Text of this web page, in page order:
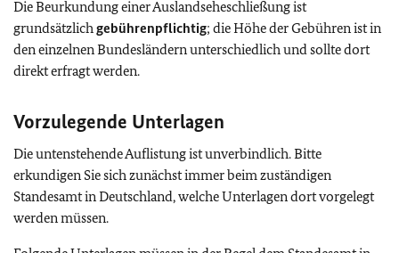
Die Beurkundung einer Auslandseheschließung ist
grundsätzlich gebührenpflichtig; die Höhe der Gebühren ist in
den einzelnen Bundesländern unterschiedlich und sollte dort
direkt erfragt werden.
Vorzulegende Unterlagen
Die untenstehende Auflistung ist unverbindlich. Bitte
erkundigen Sie sich zunächst immer beim zuständigen
Standesamt in Deutschland, welche Unterlagen dort vorgelegt
werden müssen.